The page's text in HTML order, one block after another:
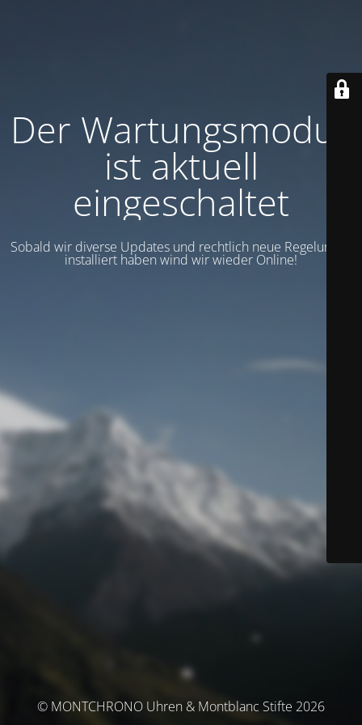
Der Wartungsmodus
ist aktuell
eingeschaltet
Sobald wir diverse Updates und rechtlich neue Regelungen
installiert haben wind wir wieder Online!
© MONTCHRONO Uhren & Montblanc Stifte 2026